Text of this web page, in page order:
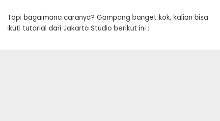
Tapi bagaimana caranya? Gampang banget kok, kalian bisa
ikuti tutorial dari Jakarta Studio berikut ini :